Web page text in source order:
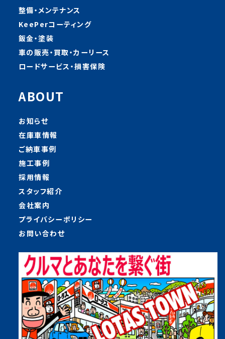
整備・メンテナンス
KeePerコーティング
鈑金・塗装
車の販売・買取・カーリース
ロードサービス・損害保険
ABOUT
お知らせ
在庫車情報
ご納車事例
施工事例
採用情報
スタッフ紹介
会社案内
プライバシーポリシー
お問い合わせ